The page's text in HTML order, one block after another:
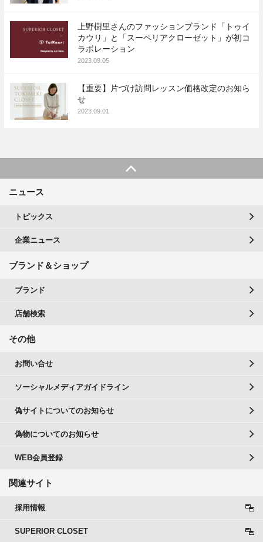
上野樹⾥さんのファッションブランド「トゥイ
カウリ」と「スーペリアクローゼット」が初コ
ラボレーション
2023.09.05
【重要】片づけ訪問レッスン価格改定のお知ら
せ
2023.09.01
ニュース
トピックス
企業ニュース
ブランド＆ショップ
ブランド
店舗検索
その他
お問い合せ
ソーシャルメディアガイドライン
偽サイトについてのお知らせ
偽物についてのお知らせ
WEB会員登録
関連サイト
採用情報
SUPERIOR CLOSET